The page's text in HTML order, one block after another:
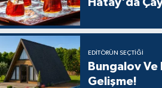
EDITÖRÜN SEÇTIĞI
Bungalov Ve
Gelişme!